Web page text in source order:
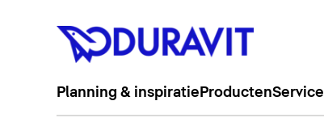
Planning & inspiratie ProductenService